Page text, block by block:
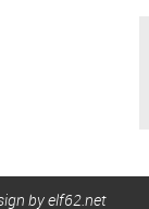
by elf62.net